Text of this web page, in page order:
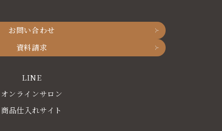
お問い合わせ
資料請求
LINE
オンラインサロン
商品仕入れサイト